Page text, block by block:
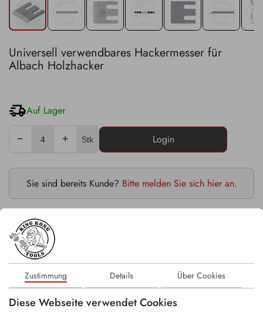
Zustimmung Details Über Cookies
Diese Webseite verwendet Cookies
Universell verwendbares Hackermesser für
Albach Holzhacker
Auf Lager
− + Stk
Sie sind bereits Kunde? Bitte melden Sie sich hier an.
Abmessungen: 200x225x18 mm
Schnittwinkel 30°/28°
Passend auf Albach Diamant Hacker